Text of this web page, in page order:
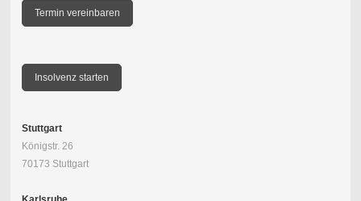
Termin vereinbaren
Insolvenz starten
Stuttgart
Königstr. 26
70173 Stuttgart